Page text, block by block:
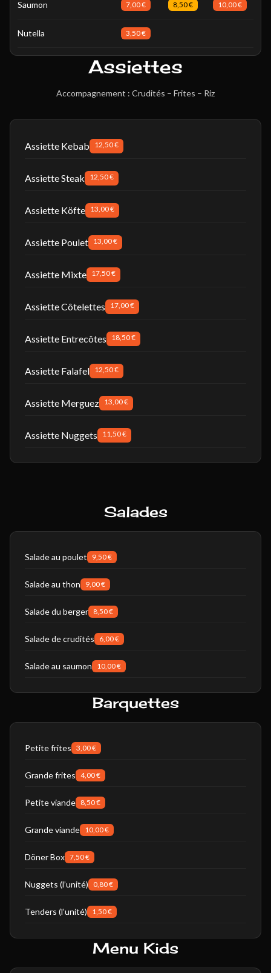
Saumon 7,00 € 8,50 € 10,00 €
Nutella 3,50 €
Assiettes
Accompagnement : Crudités – Frites – Riz
Assiette Kebab 12,50 €
Assiette Steak 12,50 €
Assiette Köfte 13,00 €
Assiette Poulet 13,00 €
Assiette Mixte 17,50 €
Assiette Côtelettes 17,00 €
Assiette Entrecôtes 18,50 €
Assiette Falafel 12,50 €
Assiette Merguez 13,00 €
Assiette Nuggets 11,50 €
Salades
Salade au poulet 9,50 €
Salade au thon 9,00 €
Salade du berger 8,50 €
Salade de crudités 6,00 €
Salade au saumon 10,00 €
Barquettes
Petite frites 3,00 €
Grande frites 4,00 €
Petite viande 8,50 €
Grande viande 10,00 €
Döner Box 7,50 €
Nuggets (l’unité) 0,80 €
Tenders (l’unité) 1,50 €
Menu Kids